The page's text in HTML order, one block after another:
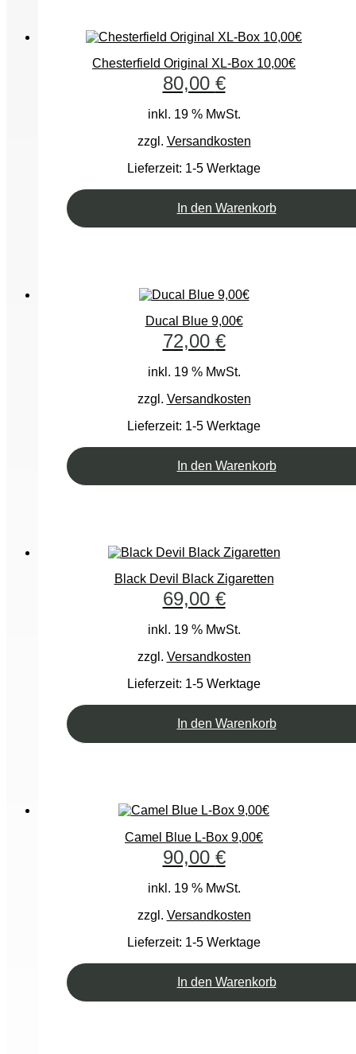
Chesterfield Original XL-Box 10,00€
80,00 €
inkl. 19 % MwSt.
zzgl. Versandkosten
Lieferzeit: 1-5 Werktage
In den Warenkorb
Ducal Blue 9,00€
72,00 €
inkl. 19 % MwSt.
zzgl. Versandkosten
Lieferzeit: 1-5 Werktage
In den Warenkorb
Black Devil Black Zigaretten
69,00 €
inkl. 19 % MwSt.
zzgl. Versandkosten
Lieferzeit: 1-5 Werktage
In den Warenkorb
Camel Blue L-Box 9,00€
90,00 €
inkl. 19 % MwSt.
zzgl. Versandkosten
Lieferzeit: 1-5 Werktage
In den Warenkorb